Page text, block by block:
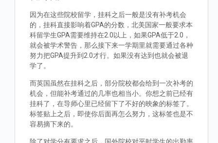
因为在这些院校留学，挂科之后一般是没有补考机会
的，挂科直接影响着GPA的分数，北美国家一般要求本
科留学生GPA需要维持在2.0以上，如果GPA低于2.0，
就会被学术警告，那么接下来一学期里就需要通过各种
努力把GPA提升到2.0才行。如果没有达到也就会被退
学了。
而英国虽然在挂科之后，部分院校都会给到一次补考的
机会，但能补考通过的几率也相当小。你想之前已经有
挂科了，在导师心里已经留下了不好的映象的标签了。
标签贴上之后，即使你后面再怎么努力，这标签也是不
容易摘下来的。